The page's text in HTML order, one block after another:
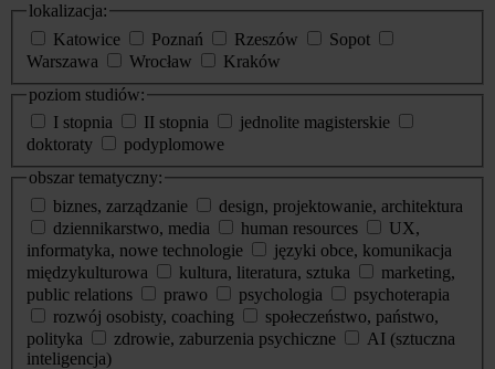
lokalizacja:
Katowice
Poznań Rzeszów
Sopot
Warszawa
Wrocław
Kraków
poziom studiów:
I stopnia
II stopnia
jednolite magisterskie
doktoraty
podyplomowe
obszar tematyczny:
biznes, zarządzanie
design, projektowanie, architektura
dziennikarstwo, media
human resources
UX,
informatyka, nowe technologie
języki obce, komunikacja
międzykulturowa
kultura, literatura, sztuka
marketing,
public relations
prawo psychologia
psychoterapia
rozwój osobisty, coaching
społeczeństwo, państwo,
polityka
zdrowie, zaburzenia psychiczne
AI (sztuczna
inteligencja)